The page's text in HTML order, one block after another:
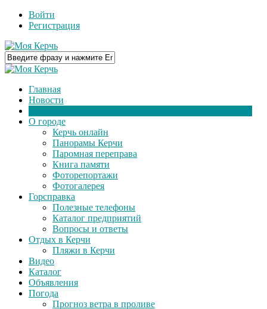
Войти
Регистрация
Главная
Новости
О городе
Керчь онлайн
Панорамы Керчи
Паромная переправа
Книга памяти
Фоторепортажи
Фотогалерея
Горсправка
Полезные телефоны
Каталог предприятий
Вопросы и ответы
Отдых в Керчи
Пляжи в Керчи
Видео
Каталог
Объявления
Погода
Прогноз ветра в проливе